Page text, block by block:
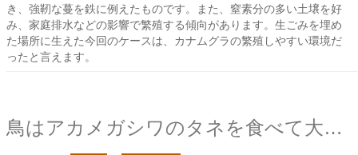
き、強靭な蔓を鉄に例えたものです。また、窒素分の多い土壌を好
み、家庭排水などの影響で繁殖する傾向があります。生ごみを埋め
た場所に生えた今回のケースは、カナムグラの繁殖しやすい環境だ
ったと言えます。
鳥はアカメガシワのタネを食べて大丈夫なのか？